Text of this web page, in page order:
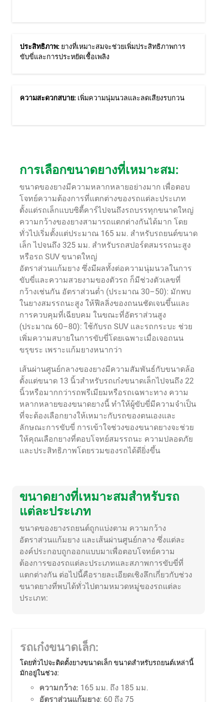
ประสิทธิภาพ: ยางที่เหมาะสมจะช่วยเพิ่มประสิทธิภาพการ
ขับขี่และการประหยัดเชื้อเพลิง
ความสะดวกสบาย: เพิ่มความนุ่มนวลและลดเสียงรบกวน
การเลือกขนาดยางที่เหมาะสม:
ขนาดของยางมีความหลากหลายอย่างมาก เพื่อตอบ
โจทย์ความต้องการที่แตกต่างของรถแต่ละประเภท
ตั้งแต่รถเล็กแบบซิตี้คาร์ไปจนถึงรถบรรทุกขนาดใหญ่
ความกว้างของยางสามารถแตกต่างกันได้มาก โดย
ทั่วไปเริ่มตั้งแต่ประมาณ 165 มม. สำหรับรถยนต์ขนาด
เล็ก ไปจนถึง 325 มม. สำหรับรถสปอร์ตสมรรถนะสูง
หรือรถ SUV ขนาดใหญ่
อัตราส่วนแก้มยาง ซึ่งมีผลทั้งต่อความนุ่มนวลในการ
ขับขี่และความสวยงามของตัวรถ ก็มีช่วงตัวเลขที่
กว้างเช่นกัน อัตราส่วนต่ำ (ประมาณ 30–50): มักพบ
ในยางสมรรถนะสูง ให้ฟีลลิ่งของถนนชัดเจนขึ้นและ
การควบคุมที่เฉียบคม ในขณะที่อัตราส่วนสูง
(ประมาณ 60–80): ใช้กับรถ SUV และรถกระบะ ช่วย
เพิ่มความสบายในการขับขี่โดยเฉพาะเมื่อเจอถนน
ขรุขระ เพราะแก้มยางหนากว่า
เส้นผ่านศูนย์กลางของยางมีความสัมพันธ์กับขนาดล้อ
ตั้งแต่ขนาด 13 นิ้วสำหรับรถเก๋งขนาดเล็กไปจนถึง 22
นิ้วหรือมากกว่ารถพรีเมียมหรือรถเฉพาะทาง ความ
หลากหลายของขนาดยางนี้ ทำให้ผู้ขับขี่มีความจำเป็น
ที่จะต้องเลือกยางให้เหมาะกับรถของตนเองและ
ลักษณะการขับขี่ การเข้าใจช่วงของขนาดยางจะช่วย
ให้คุณเลือกยางที่ตอบโจทย์สมรรถนะ ความปลอดภัย
และประสิทธิภาพโดยรวมของรถได้ดียิ่งขึ้น
ขนาดยางที่เหมาะสมสำหรับรถ
แต่ละประเภท
ขนาดของยางรถยนต์ถูกแบ่งตาม ความกว้าง
อัตราส่วนแก้มยาง และเส้นผ่านศูนย์กลาง ซึ่งแต่ละ
องค์ประกอบถูกออกแบบมาเพื่อตอบโจทย์ความ
ต้องการของรถแต่ละประเภทและสภาพการขับขี่ที่
แตกต่างกัน ต่อไปนี้คือรายละเอียดเชิงลึกเกี่ยวกับช่วง
ขนาดยางที่พบได้ทั่วไปตามหมวดหมู่ของรถแต่ละ
ประเภท:
รถเก๋งขนาดเล็ก:
โดยทั่วไปจะติดตั้งยางขนาดเล็ก ขนาดสำหรับรถยนต์เหล่านี้
มักอยู่ในช่วง:
ความกว้าง: 165 มม. ถึง 185 มม.
อัตราส่วนแก้มยาง: 60 ถึง 75